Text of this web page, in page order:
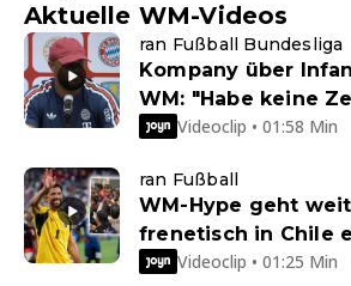
Aktuelle WM-Videos
ran Fußball Bundesliga
Kompany über
WM: "Habe keine
Videoclip • 01:58 Min
ran Fußball
WM-Hype geht
frenetisch in Chile
Videoclip • 01:25 Min